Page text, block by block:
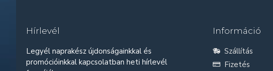
Hírlevél
Legyél naprakész újdonságainkkal és
promócióinkkal kapcsolatban heti hírlevél
Információ
Szállítás
Fizetés